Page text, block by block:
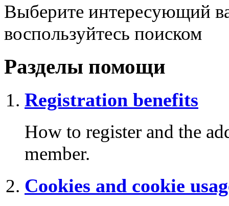
Выберите интересующий
воспользуйтесь поиском
Разделы помощи
Registration benefits
How to register and the
member.
Cookies and cookie